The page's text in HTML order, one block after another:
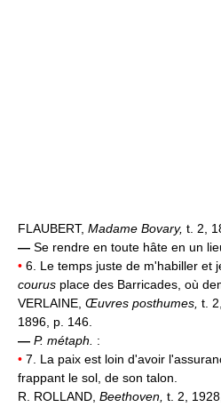
FLAUBERT, Madame Bovary, t. 2,
— Se rendre en toute hâte en un
• 6. Le temps juste de m'habiller et
courus place des Barricades, où
VERLAINE, Œuvres posthumes, t.
1896, p. 146.
— P. métaph.
:
• 7. La paix est loin d'avoir
frappant le sol, de son talon.
R. ROLLAND, Beethoven, t. 2,